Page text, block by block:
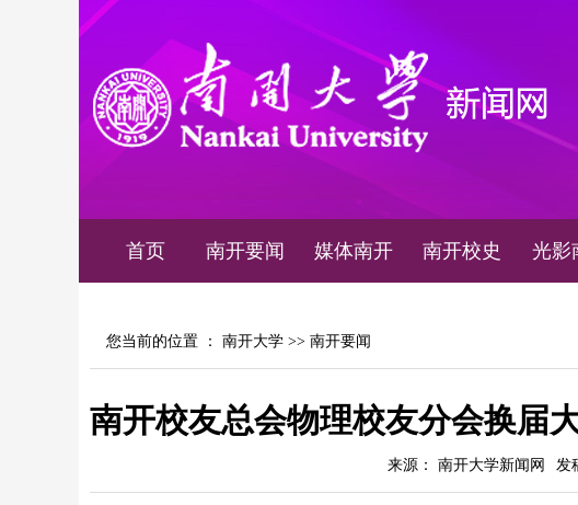
首页 南开要闻 媒体南开 南开校史 光影
您当前的位置 ： 南开大学 >> 南开要闻
南开校友总会物理校友分会换届
来源： 南开大学新闻网 发